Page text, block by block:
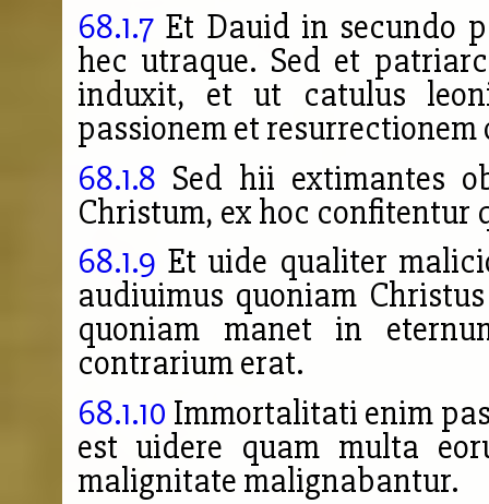
68.1.7Et Dauid in secundo
hec utraque. Sed et
induxit, et ut catulus
passionem et resurrectionem
68.1.8 Sed hii extimantes
Christum, ex hoc confitentur
68.1.9 Et uide qualiter
audiuimus quoniam
quoniam manet in
contrarium erat.
68.1.10 Immortalitati enim
est uidere quam multa
malignitate malignabantur.